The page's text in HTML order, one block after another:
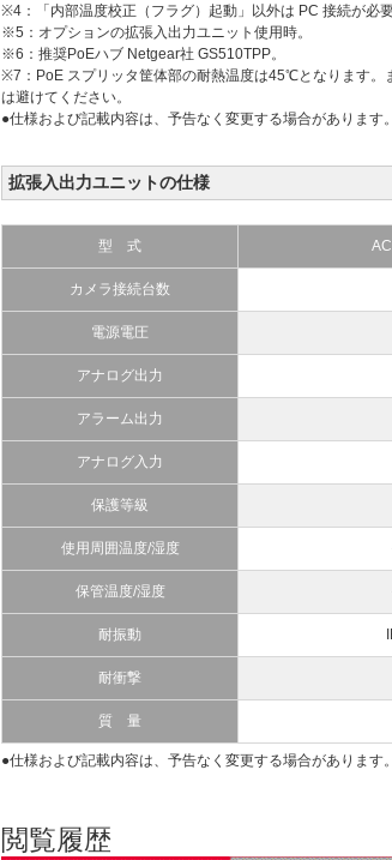
※4：「内部温度校正（フラグ）起動」以外は PC 接続が必要
※5：オプションの拡張入出力ユニット使用時。
※6：推奨PoEハブ Netgear社 GS510TPP。
※7：PoE スプリッタ筐体部の耐熱温度は45℃となります。
は避けてください。
●仕様および記載内容は、予告なく変更する場合があります
拡張入出力ユニットの仕様
型 式
カメラ接続台数
電源電圧
アナログ出力
アラーム出力
アナログ入力
保護等級
使用周囲温度/湿度
保管温度/湿度
耐振動
耐衝撃
質 量
●仕様および記載内容は、予告なく変更する場合があります
閲覧履歴